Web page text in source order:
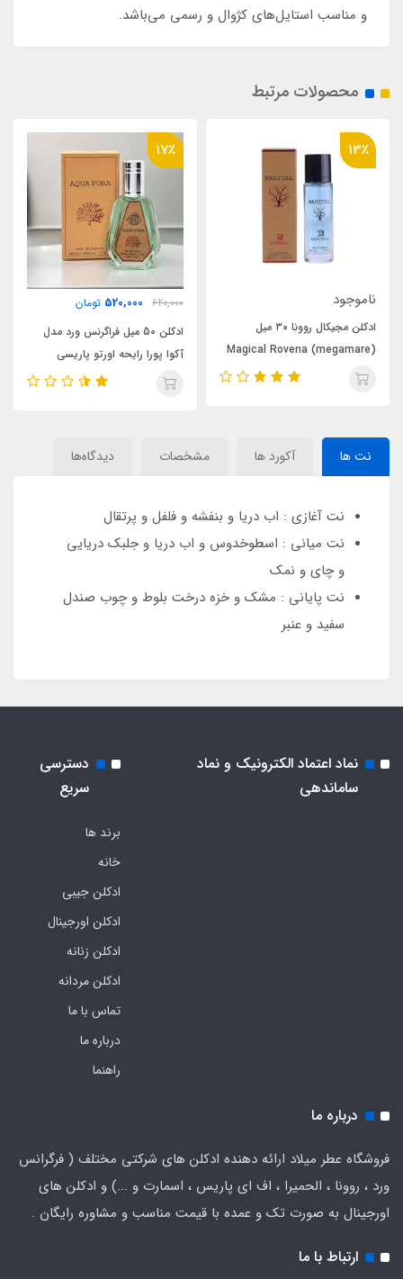
و مناسب استایل‌های کژوال و رسمی می‌باشد.
محصولات مرتبط
17٪
620,000
ادکلن 50 میل فراگرنس ورد مدل
آکوا پورا رایحه اورتو پاریسی
مگاماره (Aqua Pura)Megamare
5٪
2,555,000
2,440,000
ادکلن فراگرنس ورد مدل آکوا پورا
Pura)Megamare
نت ها آکورد ها مشخصات دیدگاه‌ها
نت آغازی : اب دریا و بنفشه و فلفل و پرتقال
نت میانی : اسطوخدوس و اب دریا و جلبک دریایی
و چای و نمک
نت پایانی : مشک و خزه درخت بلوط و چوب صندل
سفید و عنبر
نماد اعتماد الکترونیک و نماد
ساماندهی
دسترسی
سریع
برند ها
خانه
ادکلن جیبی
ادکلن اورجینال
ادکلن زنانه
ادکلن مردانه
تماس با ما
درباره ما
راهنما
درباره ما
فروشگاه عطر میلاد ارائه دهنده ادکلن های شرکتی مختلف ( فرگرانس
ورد ، روونا ، الحمیرا ، اف ای پاریس ، اسمارت و ...) و ادکلن های
اورجینال به صورت تک و عمده با قیمت مناسب و مشاوره رایگان .
ارتباط با ما